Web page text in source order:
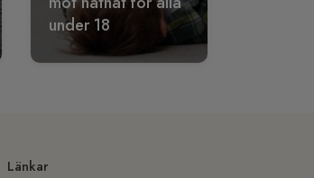
under 18
Länkar